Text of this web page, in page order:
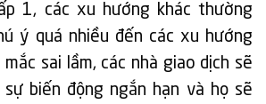
1, các xu hướng khác thường
ý quá nhiều đến các xu hướng
sai lầm, các nhà giao dịch sẽ
biến động ngắn hạn và họ sẽ